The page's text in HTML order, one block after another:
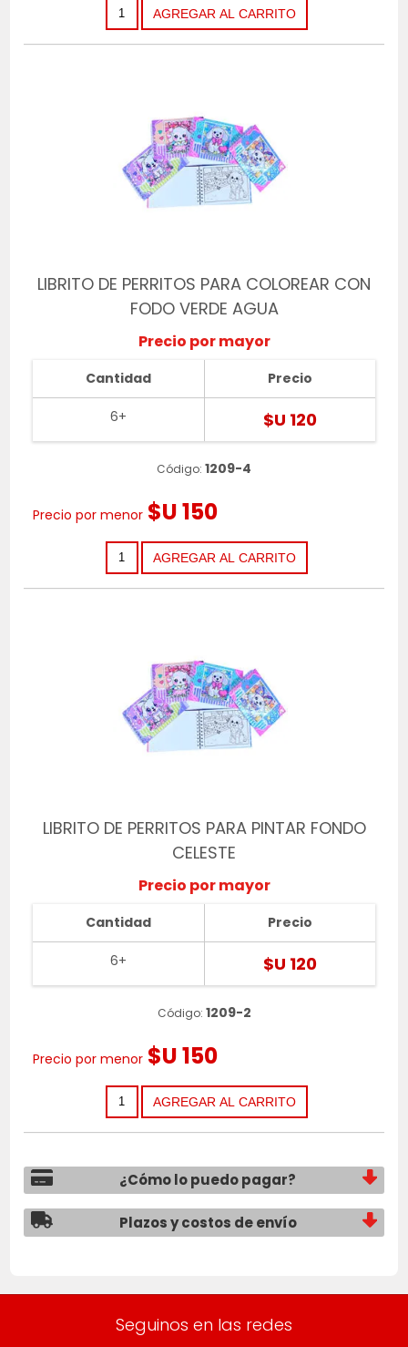
LIBRITO DE PERRITOS PARA COLOREAR CON
FODO VERDE AGUA
Precio por mayor
Cantidad
6+
Precio
$U 120
Código: 1209-4
Precio por menor $U 150
LIBRITO DE PERRITOS PARA PINTAR FONDO
CELESTE
Precio por mayor
Cantidad
6+
Precio
$U 120
Código: 1209-2
Precio por menor $U 150
¿Cómo lo puedo pagar?
Plazos y costos de envío
Seguinos en las redes